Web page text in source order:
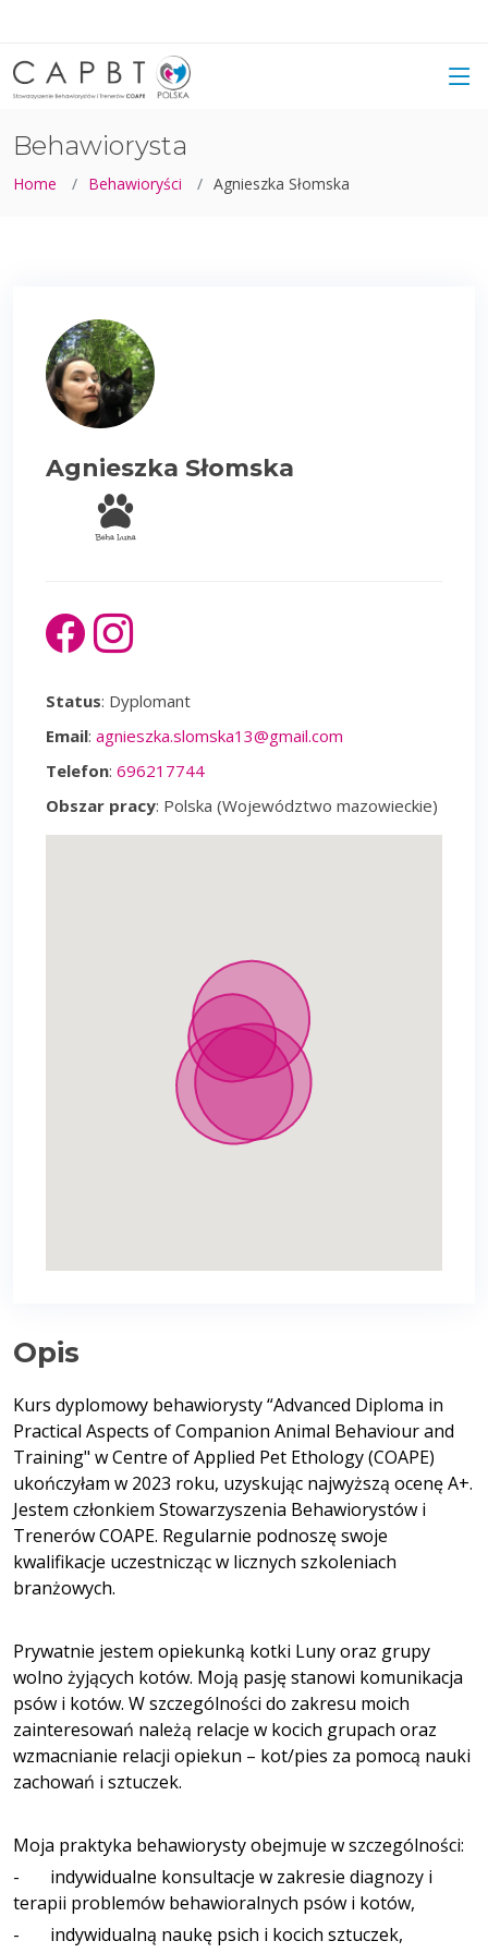
Behawiorysta
Home Behawioryści Agnieszka Słomska
Agnieszka Słomska
Status: Dyplomant
Email: agnieszka.slomska13@gmail.com
Telefon: 696217744
Obszar pracy: Polska (Województwo mazowieckie)
Opis
Kurs dyplomowy behawiorysty “Advanced Diploma in
Practical Aspects of Companion Animal Behaviour and
Training" w Centre of Applied Pet Ethology (COAPE)
ukończyłam w 2023 roku, uzyskując najwyższą ocenę A+.
Jestem członkiem Stowarzyszenia Behawiorystów i
Trenerów COAPE. Regularnie podnoszę swoje
kwalifikacje uczestnicząc w licznych szkoleniach
branżowych.
Prywatnie jestem opiekunką kotki Luny oraz grupy
wolno żyjących kotów. Moją pasję stanowi komunikacja
psów i kotów. W szczególności do zakresu moich
zainteresowań należą relacje w kocich grupach oraz
wzmacnianie relacji opiekun – kot/pies za pomocą nauki
zachowań i sztuczek.
Moja praktyka behawiorysty obejmuje w szczególności:
- indywidualne konsultacje w zakresie diagnozy i
terapii problemów behawioralnych psów i kotów,
- indywidualną naukę psich i kocich sztuczek,